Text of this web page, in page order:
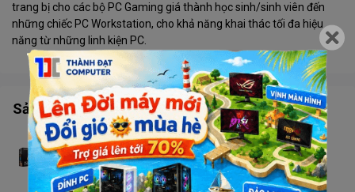
trang bị cho các bộ PC Gaming giá thành học sinh/sinh viên đến
những chiếc PC Workstation, cho khả năng khai thác tối đa hiệu
năng từ những linh kiện PC.
Sản phẩm tương tự
Main Gigabyte Z590UD (SK 1200)
Liên hệ